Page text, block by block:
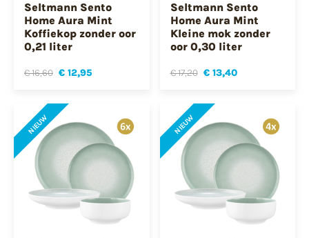
Seltmann Sento
Home Aura Mint
Koffiekop zonder oor
0,21 liter
€ 16,60 € 12,95
Seltmann Sento
Home Aura Mint
Kleine mok zonder
oor 0,30 liter
€ 17,20 € 13,40
NIEUW NIEUW